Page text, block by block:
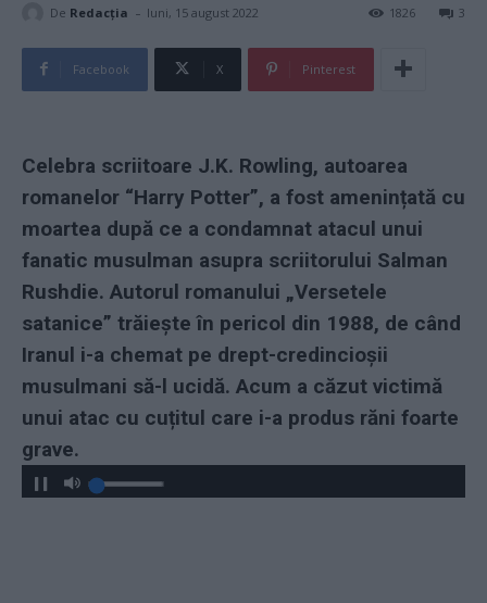
De Redacţia - luni, 15 august 2022 3
1826
Facebook X Pinterest
Celebra scriitoare J.K. Rowling, autoarea
romanelor “Harry Potter”, a fost amenințată cu
moartea după ce a condamnat atacul unui
fanatic musulman asupra scriitorului Salman
Rushdie. Autorul romanului „Versetele
satanice” trăiește în pericol din 1988, de când
Iranul i-a chemat pe drept-credincioșii
musulmani să-l ucidă. Acum a căzut victimă
unui atac cu cuțitul care i-a produs răni foarte
grave.